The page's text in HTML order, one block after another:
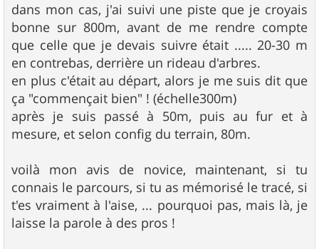
dans mon cas, j'ai suivi une piste que je croyais
bonne sur 800m, avant de me rendre compte
que celle que je devais suivre était ..... 20-30 m
en contrebas, derrière un rideau d'arbres.
en plus c'était au départ, alors je me suis dit que
ça "commençait bien" ! (échelle300m)
après je suis passé à 50m, puis au fur et à
mesure, et selon config du terrain, 80m.
voilà mon avis de novice, maintenant, si tu
connais le parcours, si tu as mémorisé le tracé, si
t'es vraiment à l'aise, ... pourquoi pas, mais là, je
laisse la parole à des pros !